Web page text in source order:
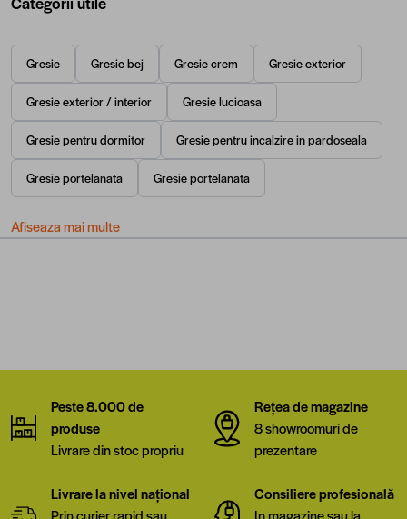
Gresie Gresie bej Gresie crem Gresie exterior
Gresie exterior / interior Gresie lucioasa
Gresie pentru dormitor Gresie pentru incalzire in pardoseala
Gresie portelanata Gresie portelanata
Afiseaza mai multe
Peste 8.000 de
produse
Livrare din stoc propriu
Rețea de magazine
8 showroomuri de
prezentare
Livrare la nivel național
Consiliere profesională